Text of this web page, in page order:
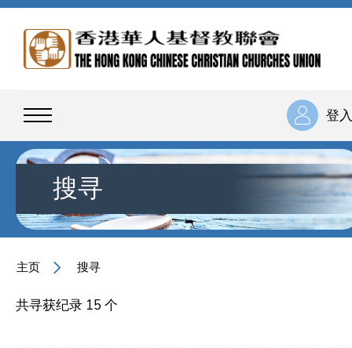
登入
搜寻
主页 搜寻
共寻获纪录 15 个